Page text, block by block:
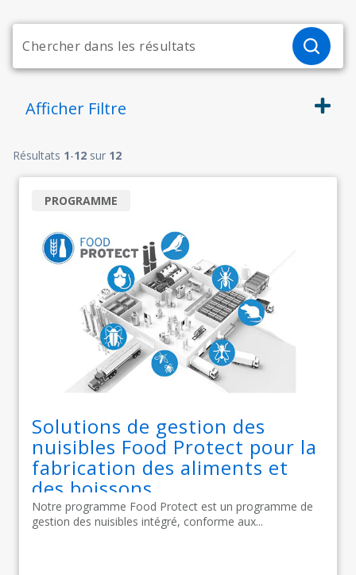
Afficher Filtre
Résultats 1-12 sur 12
Solutions de gestion des
nuisibles Food Protect pour la
fabrication des aliments et
des boissons
Notre programme Food Protect est un programme de
gestion des nuisibles intégré, conforme aux...
PROGRAMME